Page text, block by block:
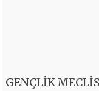
GENÇLİK